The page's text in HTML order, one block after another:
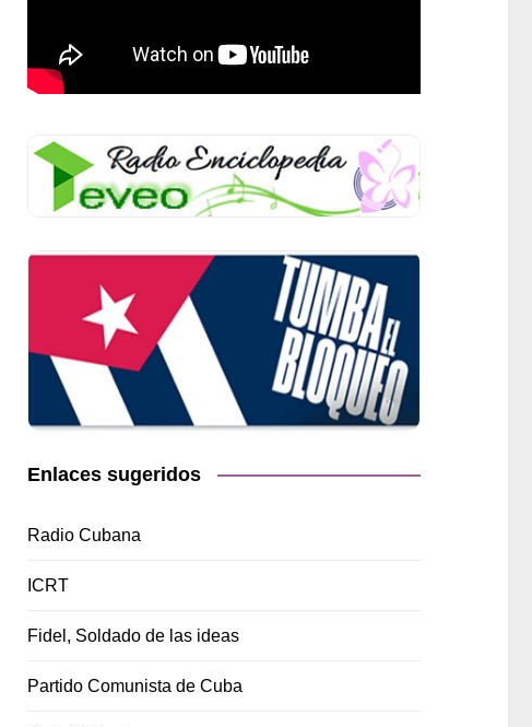
Enlaces sugeridos
Radio Cubana
ICRT
Fidel, Soldado de las ideas
Partido Comunista de Cuba